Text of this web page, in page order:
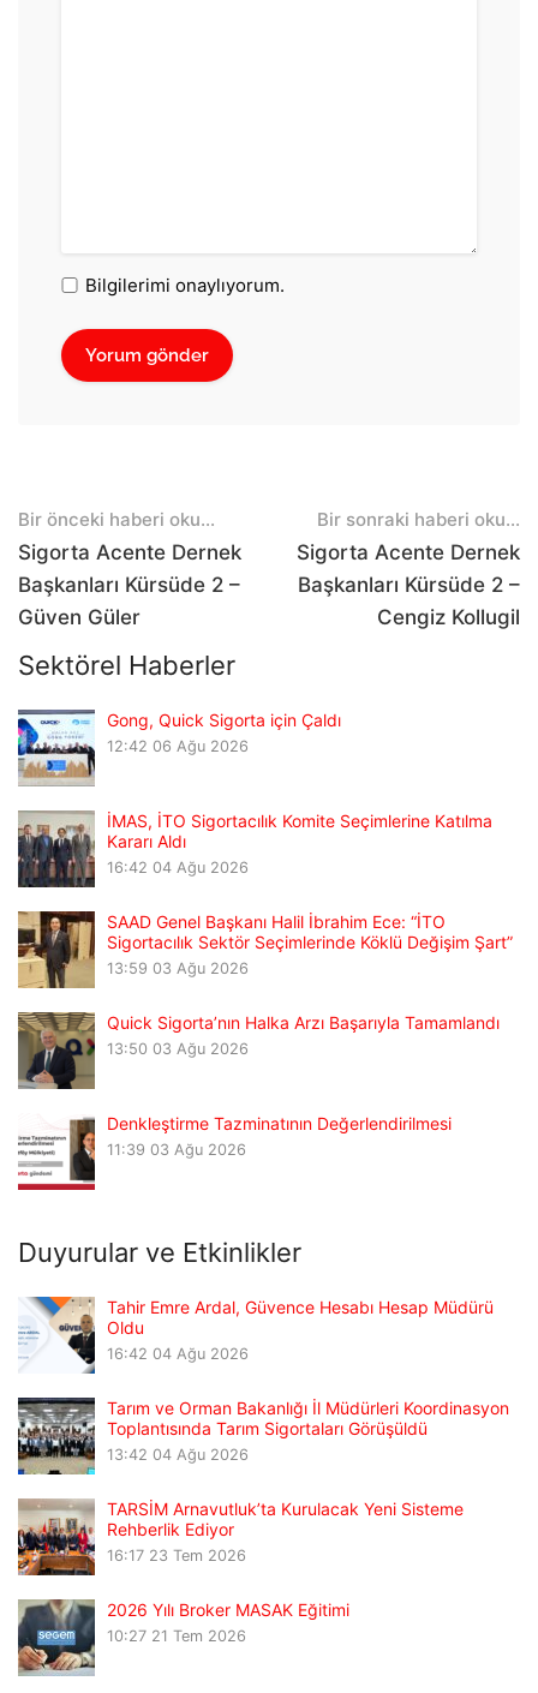
Bilgilerimi onaylıyorum.
Post
navigation
Bir önceki haberi oku...
Sigorta Acente Dernek
Başkanları Kürsüde 2 –
Güven Güler
Bir sonraki haberi oku...
Sigorta Acente Dernek
Başkanları Kürsüde 2 –
Cengiz Kollugil
Sektörel Haberler
Gong, Quick Sigorta için Çaldı
12:42 06 Ağu 2026
İMAS, İTO Sigortacılık Komite Seçimlerine Katılma
Kararı Aldı
16:42 04 Ağu 2026
SAAD Genel Başkanı Halil İbrahim Ece: “İTO
Sigortacılık Sektör Seçimlerinde Köklü Değişim Şart”
13:59 03 Ağu 2026
Quick Sigorta’nın Halka Arzı Başarıyla Tamamlandı
13:50 03 Ağu 2026
Denkleştirme Tazminatının Değerlendirilmesi
11:39 03 Ağu 2026
Duyurular ve Etkinlikler
Tahir Emre Ardal, Güvence Hesabı Hesap Müdürü
Oldu
16:42 04 Ağu 2026
Tarım ve Orman Bakanlığı İl Müdürleri Koordinasyon
Toplantısında Tarım Sigortaları Görüşüldü
13:42 04 Ağu 2026
TARSİM Arnavutluk’ta Kurulacak Yeni Sisteme
Rehberlik Ediyor
16:17 23 Tem 2026
2026 Yılı Broker MASAK Eğitimi
10:27 21 Tem 2026